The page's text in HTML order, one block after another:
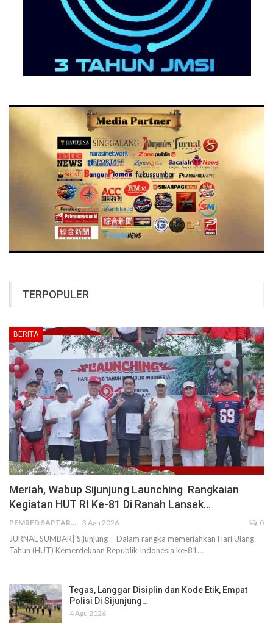
TERPOPULER
BERITA
Meriah, Wabup Sijunjung Launching Rangkaian
Kegiatan HUT RI Ke-81 Di Ranah Lansek…
PEMRED SAPTARIUS 3 Agu 2026 0
JURNAL SUMBAR| Sijunjung - Dalam rangka memeriahkan Hari Ulang
Tahun (HUT) Kemerdekaan Republik Indonesia ke-81…
Tegas, Langgar Disiplin dan Kode Etik, Empat
Polisi Di Sijunjung…
4 Agu 2026